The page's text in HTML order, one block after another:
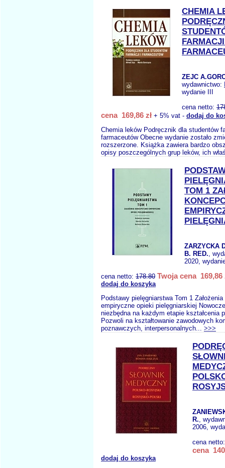
CHEMIA
ZEJC
wydawnictwo:
wydanie III
cena netto:
cena 169,86 zł + 5% vat - dodaj do
Chemia leków Podręcznik dla studentów
farmaceutów Obecne wydanie zostało
rozszerzone. Książka zawiera bardzo
opisy poszczególnych grup leków, ich
TOM 1
ZARZYCKA
B. RED.,
2020,
cena netto: 178.80 Twoja cena 169,86
dodaj do koszyka
Podstawy pielęgniarstwa Tom 1
empiryczne opieki pielęgniarskiej
niezbędna na każdym etapie kształcenia
Pozwoli na kształtowanie zawodowych
poznawczych, interpersonalnych... >>>
R.,
2006,
cena
cena
dodaj do koszyka